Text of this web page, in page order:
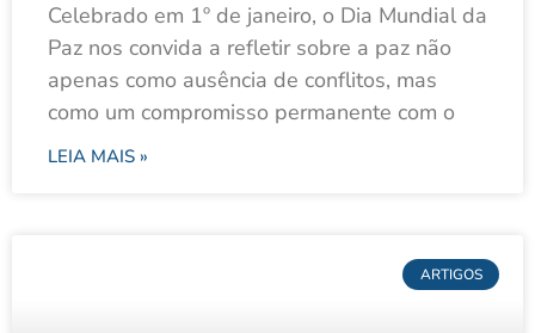
Celebrado em 1º de janeiro, o Dia Mundial da
Paz nos convida a refletir sobre a paz não
apenas como ausência de conflitos, mas
como um compromisso permanente com o
LEIA MAIS »
ARTIGOS